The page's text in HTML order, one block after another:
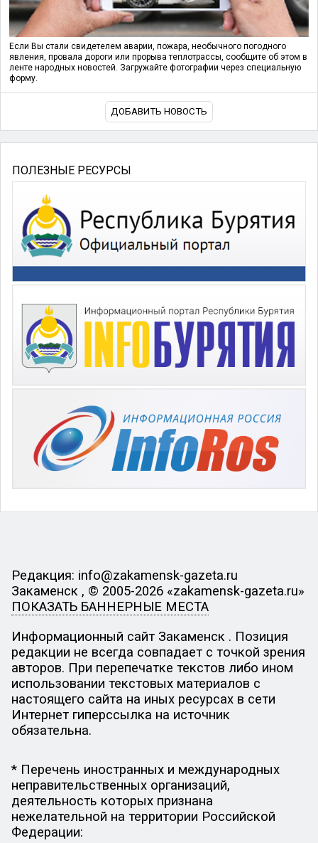
Если Вы стали свидетелем аварии, пожара, необычного погодного
явления, провала дороги или прорыва теплотрассы, сообщите об этом в
ленте народных новостей. Загружайте фотографии через специальную
форму.
ДОБАВИТЬ НОВОСТЬ
ПОЛЕЗНЫЕ РЕСУРСЫ
Редакция: info@zakamensk-gazeta.ru
Закаменск , © 2005-2026 «zakamensk-gazeta.ru»
ПОКАЗАТЬ БАННЕРНЫЕ МЕСТА
Информационный сайт Закаменск . Позиция
редакции не всегда совпадает с точкой зрения
авторов. При перепечатке текстов либо ином
использовании текстовых материалов с
настоящего сайта на иных ресурсах в сети
Интернет гиперссылка на источник
обязательна.
* Перечень иностранных и международных
неправительственных организаций,
деятельность которых признана
нежелательной на территории Российской
Федерации: